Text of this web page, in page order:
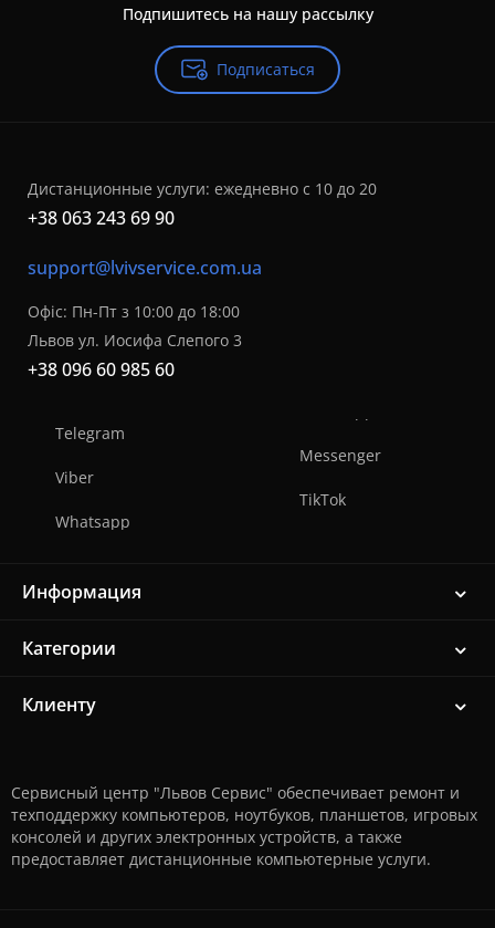
Подпишитесь на нашу рассылку
Подписаться
Дистанционные услуги: ежедневно с 10 до 20
+38 063 243 69 90
support@lvivservice.com.ua
Офіс: Пн-Пт з 10:00 до 18:00
Львов ул. Иосифа Слепого 3
+38 096 60 985 60
Telegram
Viber
Whatsapp
Messenger
TikTok
Информация
Категории
Клиенту
Сервисный центр "Львов Сервис" обеспечивает ремонт и
техподдержку компьютеров, ноутбуков, планшетов, игровых
консолей и других электронных устройств, а также
предоставляет дистанционные компьютерные услуги.